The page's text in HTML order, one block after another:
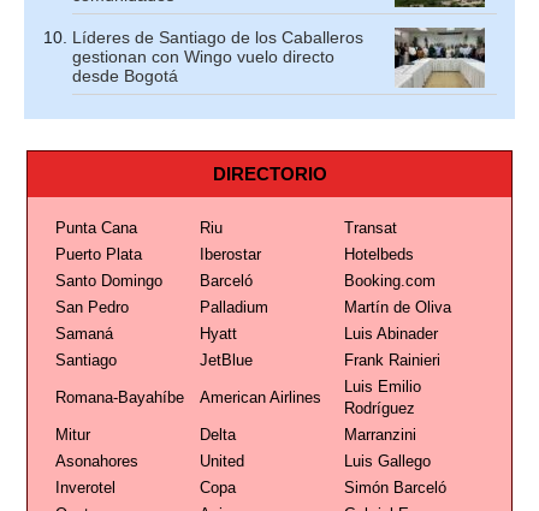
Líderes de Santiago de los Caballeros
gestionan con Wingo vuelo directo
desde Bogotá
DIRECTORIO
Punta Cana Riu
Transat
Puerto Plata
Iberostar
Hotelbeds
Santo Domingo
Barceló
Booking.com
San Pedro
Palladium
Martín de Oliva
Samaná
Hyatt
Luis Abinader
Santiago
JetBlue Frank Rainieri
Romana-Bayahíbe American Airlines
Luis Emilio
Rodríguez
Mitur
Delta
Marranzini
Asonahores
United
Luis Gallego
Inverotel
Copa
Simón Barceló